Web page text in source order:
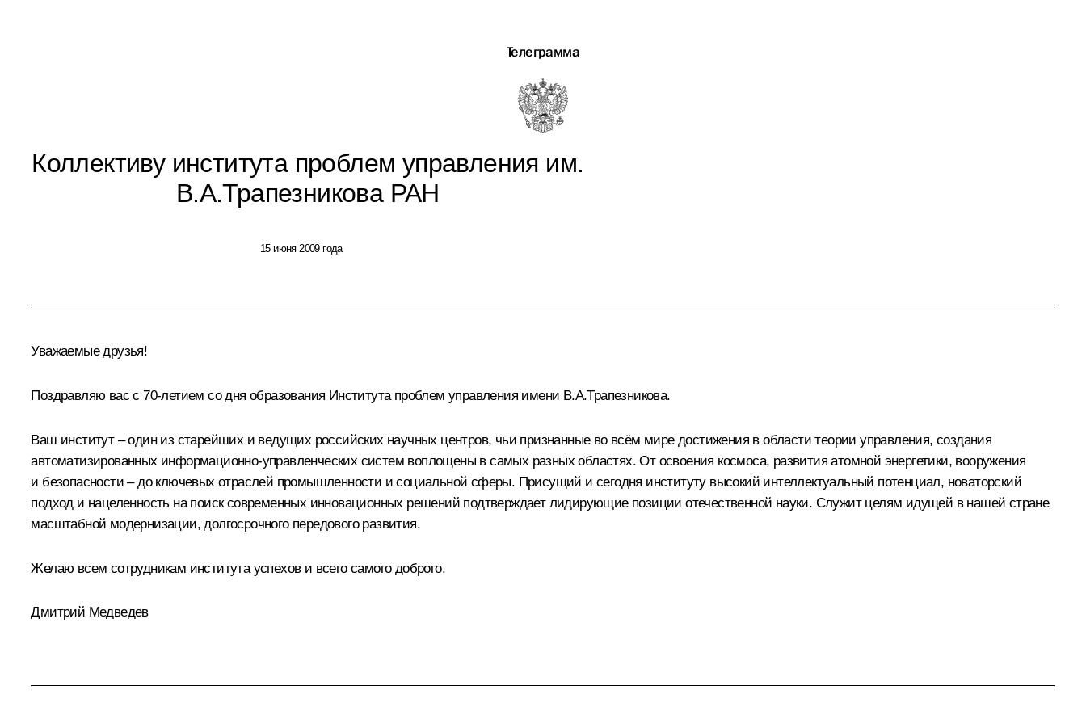
Телеграмма
Коллективу института проблем управления им.
В.А.Трапезникова РАН
15 июня 2009 года
Уважаемые друзья!
Поздравляю вас с 70-летием со дня образования Института проблем управления имени В.А.Трапезникова.
Ваш институт – один из старейших и ведущих российских научных центров, чьи признанные во всём мире достижения в области теории управления, создания
автоматизированных информационно-управленческих систем воплощены в самых разных областях. От освоения космоса, развития атомной энергетики, вооружения
и безопасности – до ключевых отраслей промышленности и социальной сферы. Присущий и сегодня институту высокий интеллектуальный потенциал, новаторский
подход и нацеленность на поиск современных инновационных решений подтверждает лидирующие позиции отечественной науки. Служит целям идущей в нашей стране
масштабной модернизации, долгосрочного передового развития.
Желаю всем сотрудникам института успехов и всего самого доброго.
Дмитрий Медведев